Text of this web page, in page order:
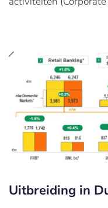
Uitbreiding in